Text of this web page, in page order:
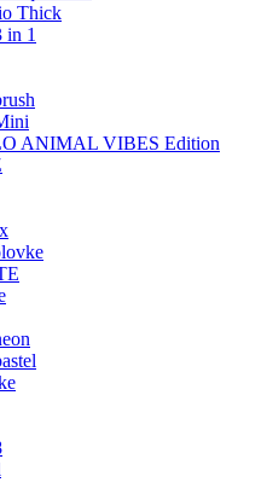
Thick
in 1
ANIMAL VIBES Edition